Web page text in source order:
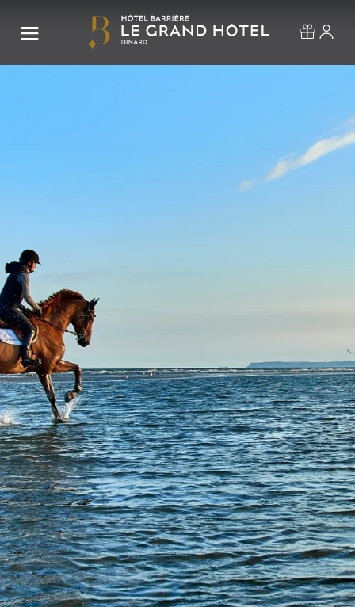
EQUESTRIANISM
Welcome to Le Val Porée, one of France’s most famous
equestrian centers and the venue for the prestigious
Jumping de Dinard CSI 5* come summer. Enjoy Shetland
pony, pony and horse treks and courses, whether you’re a
beginner or seasoned rider. Marvel at the exploits of the
riders competing at ... See more